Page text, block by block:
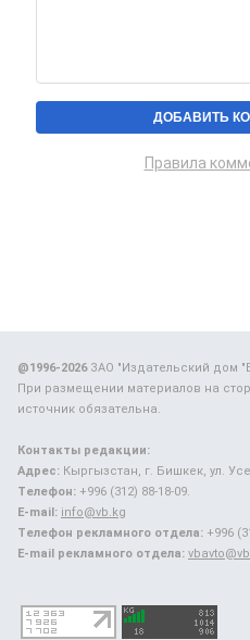
Правила
@1996-2026ЗАО "Издательский дом
При размещении материалов на
источник обязательна.
Контакты редакции:
Адрес: Кыргызстан, г. Бишкек, ул.
Телефон: +996 (312) 88-18-09.
E-mail: info@vb.kg
Телефон рекламного отдела: +996
E-mail рекламного отдела: